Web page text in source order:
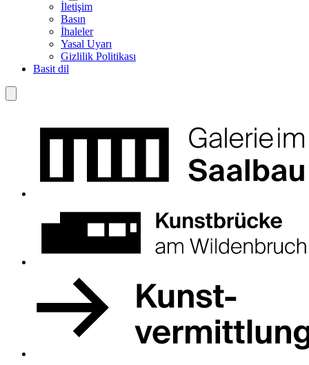
İletişim
Basın
İhaleler
Yasal Uyarı
Gizlilik Politikası
Basit dil